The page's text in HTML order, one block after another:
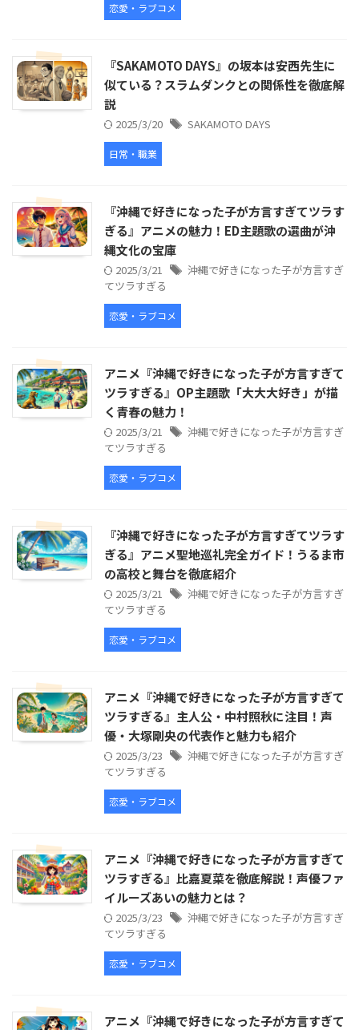
恋愛・ラブコメ
『SAKAMOTO DAYS』の坂本は安西先生に
似ている？スラムダンクとの関係性を徹底解
説
2025/3/20 SAKAMOTO DAYS
日常・職業
『沖縄で好きになった子が方言すぎてツラす
ぎる』アニメの魅力！ED主題歌の選曲が沖
縄文化の宝庫
2025/3/21
沖縄で好きになった子が方言すぎ
てツラすぎる
恋愛・ラブコメ
アニメ『沖縄で好きになった子が方言すぎて
ツラすぎる』OP主題歌「大大大好き」が描
く青春の魅力！
2025/3/21
沖縄で好きになった子が方言すぎ
てツラすぎる
恋愛・ラブコメ
『沖縄で好きになった子が方言すぎてツラす
ぎる』アニメ聖地巡礼完全ガイド！うるま市
の高校と舞台を徹底紹介
2025/3/21
沖縄で好きになった子が方言すぎ
てツラすぎる
恋愛・ラブコメ
アニメ『沖縄で好きになった子が方言すぎて
ツラすぎる』主人公・中村照秋に注目！声
優・大塚剛央の代表作と魅力も紹介
2025/3/23
沖縄で好きになった子が方言すぎ
てツラすぎる
恋愛・ラブコメ
アニメ『沖縄で好きになった子が方言すぎて
ツラすぎる』比嘉夏菜を徹底解説！声優ファ
イルーズあいの魅力とは？
2025/3/23
沖縄で好きになった子が方言すぎ
てツラすぎる
恋愛・ラブコメ
アニメ『沖縄で好きになった子が方言すぎて